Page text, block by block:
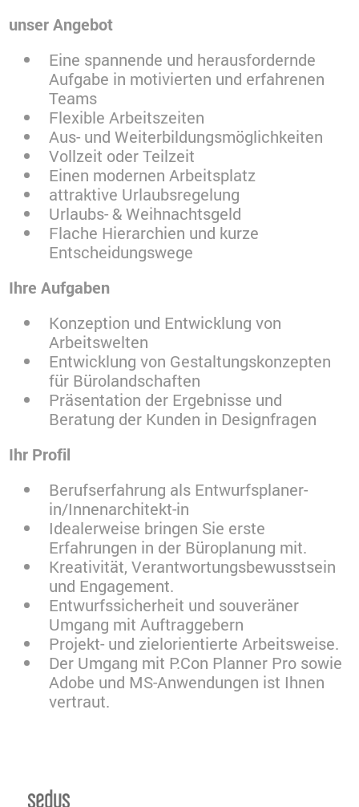
unser Angebot
Eine spannende und herausfordernde
Aufgabe in motivierten und erfahrenen
Teams
Flexible Arbeitszeiten
Aus- und Weiterbildungsmöglichkeiten
Vollzeit oder Teilzeit
Einen modernen Arbeitsplatz
attraktive Urlaubsregelung
Urlaubs- & Weihnachtsgeld
Flache Hierarchien und kurze
Entscheidungswege
Ihre Aufgaben
Konzeption und Entwicklung von
Arbeitswelten
Entwicklung von Gestaltungskonzepten
für Bürolandschaften
Präsentation der Ergebnisse und
Beratung der Kunden in Designfragen
Ihr Profil
Berufserfahrung als Entwurfsplaner-
in/Innenarchitekt-in
Idealerweise bringen Sie erste
Erfahrungen in der Büroplanung mit.
Kreativität, Verantwortungsbewusstsein
und Engagement.
Entwurfssicherheit und souveräner
Umgang mit Auftraggebern
Projekt- und zielorientierte Arbeitsweise.
Der Umgang mit P.Con Planner Pro sowie
Adobe und MS-Anwendungen ist Ihnen
vertraut.